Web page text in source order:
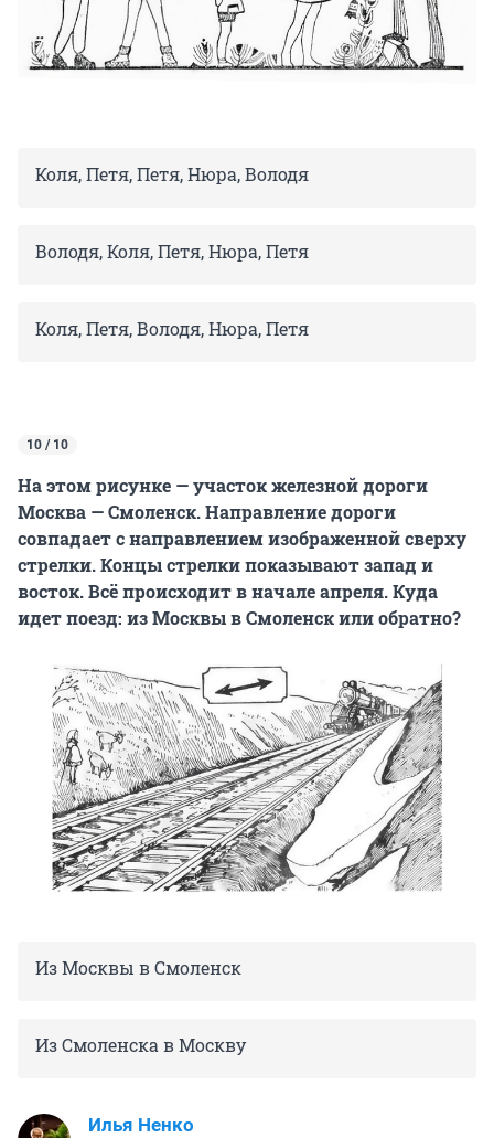
Коля, Петя, Петя, Нюра, Володя
Володя, Коля, Петя, Нюра, Петя
Коля, Петя, Володя, Нюра, Петя
10 / 10
На этом рисунке — участок железной дороги
Москва — Смоленск. Направление дороги
совпадает с направлением изображенной сверху
стрелки. Концы стрелки показывают запад и
восток. Всё происходит в начале апреля. Куда
идет поезд: из Москвы в Смоленск или обратно?
Из Москвы в Смоленск
Из Смоленска в Москву
Илья Ненко